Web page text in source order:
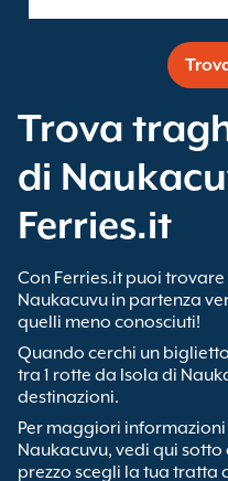
Trova
di
Ferries.it
Con Ferries.it puoi
Naukacuvu in partenza
quelli meno conosciuti!
Quando cerchi un
tra 1 rotte da Isola di
destinazioni.
Per maggiori
Naukacuvu, vedi qui
prezzo scegli la tua tratta